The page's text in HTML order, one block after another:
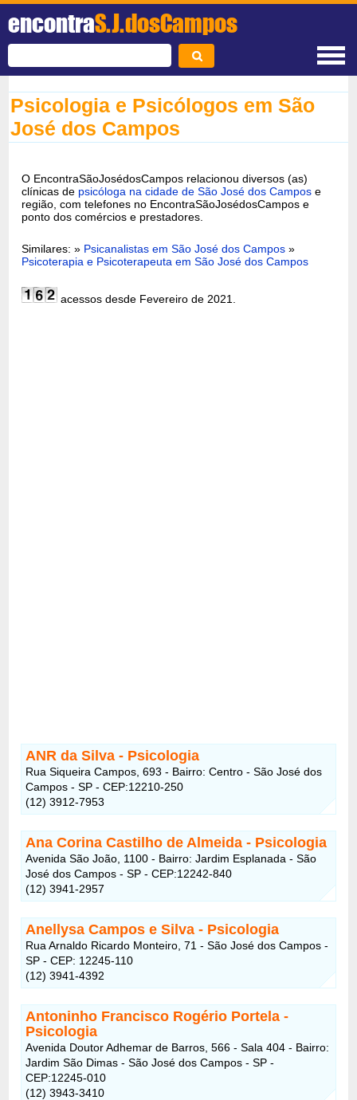
encontraS.J.dosCampos
Psicologia e Psicólogos em São
José dos Campos
O EncontraSãoJosédosCampos relacionou diversos (as)
clínicas de psicóloga na cidade de São José dos Campos e
região, com telefones no EncontraSãoJosédosCampos e
ponto dos comércios e prestadores.
Similares: » Psicanalistas em São José dos Campos »
Psicoterapia e Psicoterapeuta em São José dos Campos
acessos desde Fevereiro de 2021.
ANR da Silva - Psicologia
Rua Siqueira Campos, 693 - Bairro: Centro - São José dos
Campos - SP - CEP:12210-250
(12) 3912-7953
Ana Corina Castilho de Almeida - Psicologia
Avenida São João, 1100 - Bairro: Jardim Esplanada - São
José dos Campos - SP - CEP:12242-840
(12) 3941-2957
Anellysa Campos e Silva - Psicologia
Rua Arnaldo Ricardo Monteiro, 71 - São José dos Campos -
SP - CEP: 12245-110
(12) 3941-4392
Antoninho Francisco Rogério Portela -
Psicologia
Avenida Doutor Adhemar de Barros, 566 - Sala 404 - Bairro:
Jardim São Dimas - São José dos Campos - SP -
CEP:12245-010
(12) 3943-3410